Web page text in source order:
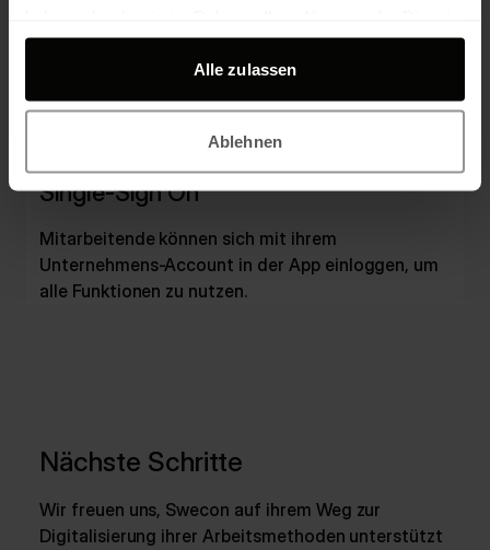
gesammelt haben.
Alle zulassen
Ablehnen
PIM-System, um stets aktuelle Informationen
verfügbar zu halten.
Single-Sign On
Mitarbeitende können sich mit ihrem
Unternehmens-Account in der App einloggen, um
alle Funktionen zu nutzen.
Nächste Schritte
Wir freuen uns, Swecon auf ihrem Weg zur
Digitalisierung ihrer Arbeitsmethoden unterstützt